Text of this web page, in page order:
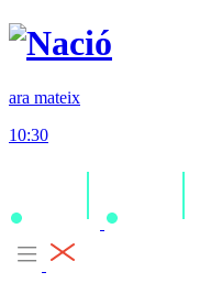
ara mateix
10:30